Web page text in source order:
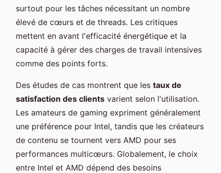
surtout pour les tâches nécessitant un nombre
élevé de cœurs et de threads. Les critiques
mettent en avant l'efficacité énergétique et la
capacité à gérer des charges de travail intensives
comme des points forts.
Des études de cas montrent que les taux de
satisfaction des clients varient selon l'utilisation.
Les amateurs de gaming expriment généralement
une préférence pour Intel, tandis que les créateurs
de contenu se tournent vers AMD pour ses
performances multicœurs. Globalement, le choix
entre Intel et AMD dépend des besoins